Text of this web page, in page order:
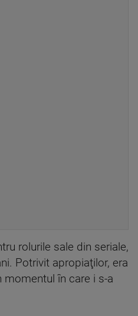
rolurile sale din seriale,
Potrivit apropiaţilor, era
momentul în care i s-a